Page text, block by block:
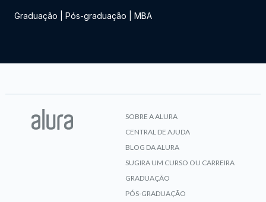
Graduação Pós-graduação MBA
SOBRE A ALURA
CENTRAL DE AJUDA
BLOG DA ALURA
SUGIRA UM CURSO OU CARREIRA
GRADUAÇÃO
PÓS-GRADUAÇÃO